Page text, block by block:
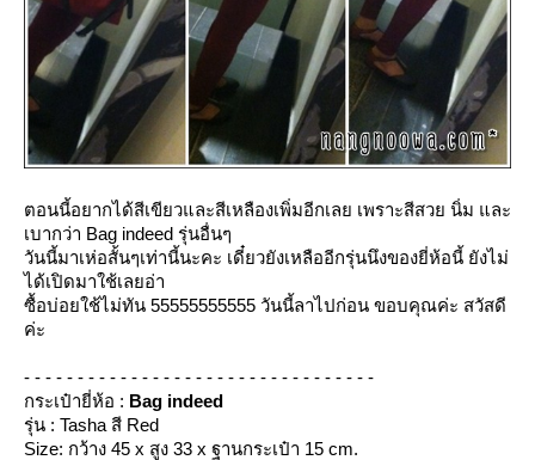
ตอนนี้อยากได้สีเขียวและสีเหลืองเพิ่มอีกเลย เพราะสีสวย นิ่ม และ
เบากว่า Bag indeed รุ่นอื่นๆ
วันนี้มาเห่อสั้นๆเท่านี้นะคะ เดี๋ยวยังเหลืออีกรุ่นนึงของยี่ห้อนี้ ยังไม่
ได้เปิดมาใช้เลยอ่า
ซื้อบ่อยใช้ไม่ทัน 55555555555 วันนี้ลาไปก่อน ขอบคุณค่ะ สวัสดี
ค่ะ
- - - - - - - - - - - - - - - - - - - - - - - - - - - - - - - - -
กระเป๋ายี่ห้อ : Bag indeed
รุ่น : Tasha สี Red
Size: กว้าง 45 x สูง 33 x ฐานกระเป๋า 15 cm.